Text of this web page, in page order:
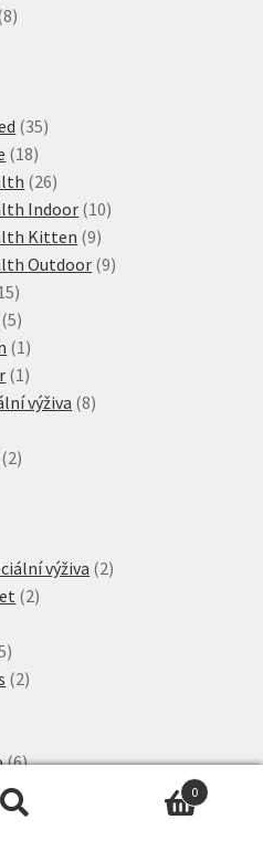
88
3535
1818
produktů
2626
produktů
Indoor 1010
Kitten 99
produktů
Outdoor 99
15
produktů
55
produktů
1 1
produkt
1 1
produkt
výživa 88
22
výživa 22
22
15
produktů
22
66
produktů
22
produkty
19
0